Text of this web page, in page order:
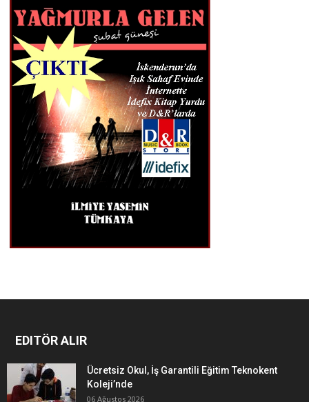
EDITÖR ALIR
Ücretsiz Okul, İş Garantili Eğitim Teknokent
Koleji’nde
06 Ağustos 2026